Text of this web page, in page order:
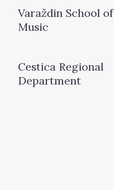
Varaždin School of
Music
Cestica Regional
Department